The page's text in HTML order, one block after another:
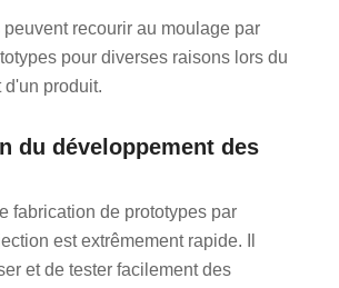
peuvent recourir au moulage par
pour diverses raisons lors du
produit.
du développement des
fabrication de prototypes par
est extrêmement rapide. Il
et de tester facilement des